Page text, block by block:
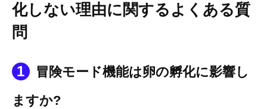
化しない理由に関するよくある質
問
1
冒険モード機能は卵の孵化に影響し
ますか?